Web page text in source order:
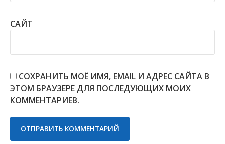
САЙТ
СОХРАНИТЬ МОЁ ИМЯ, EMAIL И АДРЕС САЙТА В
ЭТОМ БРАУЗЕРЕ ДЛЯ ПОСЛЕДУЮЩИХ МОИХ
КОММЕНТАРИЕВ.